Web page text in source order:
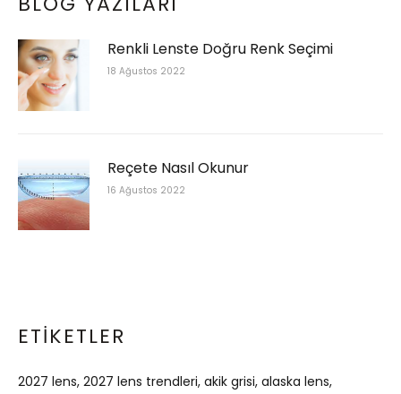
Renkli Lenste Doğru Renk Seçimi
18 Ağustos 2022
Reçete Nasıl Okunur
16 Ağustos 2022
ETIKETLER
2027 lens 2027 lens trendleri akik grisi alaska lens